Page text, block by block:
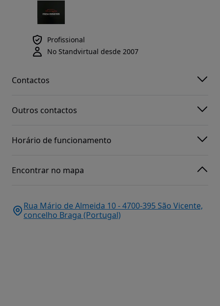
Profissional
No Standvirtual desde 2007
Contactos
Outros contactos
Horário de funcionamento
Encontrar no mapa
Rua Mário de Almeida 10 - 4700-395 São Vicente,
concelho Braga (Portugal)